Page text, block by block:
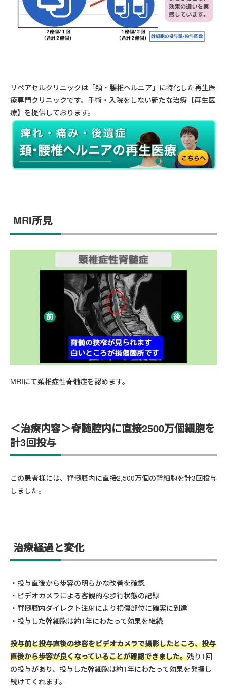
リペアセルクリニックは「頚・腰椎ヘルニア」に特化した再生医
療専門クリニックです。手術・入院をしない新たな治療【再生医
療】を提供しております。
MRI所見
MRIにて頚椎症性脊髄症を認めます。
＜治療内容＞脊髄腔内に直接2500万個細胞を
計3回投与
この患者様には、脊髄腔内に直接2,500万個の幹細胞を計3回投与
しました。
治療経過と変化
投与直後から歩容の明らかな改善を確認
ビデオカメラによる客観的な歩行状態の記録
脊髄腔内ダイレクト注射により損傷部位に確実に到達
投与した幹細胞は約1年にわたって効果を継続
投与前と投与直後の歩容をビデオカメラで撮影したところ、投与
直後から歩容が良くなっていることが確認できました。残り1回
の投与があり、投与した幹細胞は約1年にわたって効果を発揮し
続けてくれます。